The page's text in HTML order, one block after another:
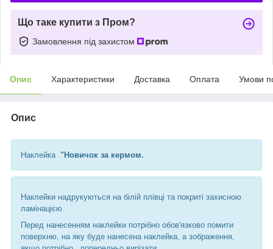
Що таке купити з Пром?
Замовлення під захистом
Опис Характеристики Доставка Оплата Умови
Опис
Наклейка "Новичок за кермом.
Наклейки надрукуються на білій плівці та покриті захисною
ламінацією.
Перед нанесенням наклейки потрібно обов'язково помити
поверхню, на яку буде нанесена наклейка, а зображення,